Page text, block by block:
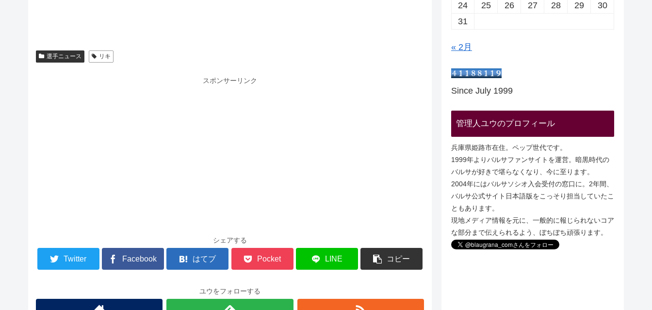
選手ニュース リキ
スポンサーリンク
シェアする
Twitter Facebook はてブ Pocket LINE コピー
ユウをフォローする
24
25 26 27 28 29
30
31
« 2月
Since July 1999
管理人ユウのプロフィール
兵庫県姫路市在住。ペップ世代です。
1999年よりバルサファンサイトを運営。暗黒時代の
バルサが好きで堪らなくなり、今に至ります。
2004年にはバルサソシオ入会受付の窓口に。2年間、
バルサ公式サイト日本語版をこっそり担当していたこ
ともあります。
現地メディア情報を元に、一般的に報じられないコア
な部分まで伝えられるよう、ぼちぼち頑張ります。